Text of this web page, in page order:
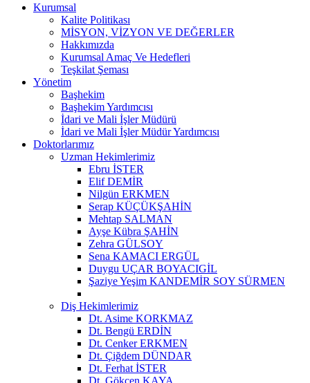
Kurumsal
Kalite Politikası
MİSYON, VİZYON VE DEĞERLER
Hakkımızda
Kurumsal Amaç Ve Hedefleri
Teşkilat Şeması
Yönetim
Başhekim
Başhekim Yardımcısı
İdari ve Mali İşler Müdürü
İdari ve Mali İşler Müdür Yardımcısı
Doktorlarımız
Uzman Hekimlerimiz
Ebru İSTER
Elif DEMİR
Nilgün ERKMEN
Serap KÜÇÜKŞAHİN
Mehtap SALMAN
Ayşe Kübra ŞAHİN
Zehra GÜLSOY
Sena KAMACI ERGÜL
Duygu UÇAR BOYACIGİL
Şaziye Yeşim KANDEMİR SOY SÜRMEN
Diş Hekimlerimiz
Dt. Asime KORKMAZ
Dt. Bengü ERDİN
Dt. Cenker ERKMEN
Dt. Çiğdem DÜNDAR
Dt. Ferhat İSTER
Dt. Gökçen KAYA